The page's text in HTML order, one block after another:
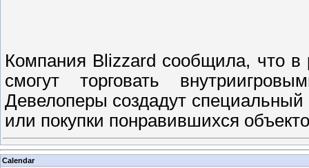
Компания Blizzard сообщила, что в
смогут торговать
Девелоперы создадут
или покупки понравившихся
Calendar